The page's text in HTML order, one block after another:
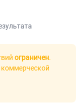
ограничен.
коммерческой